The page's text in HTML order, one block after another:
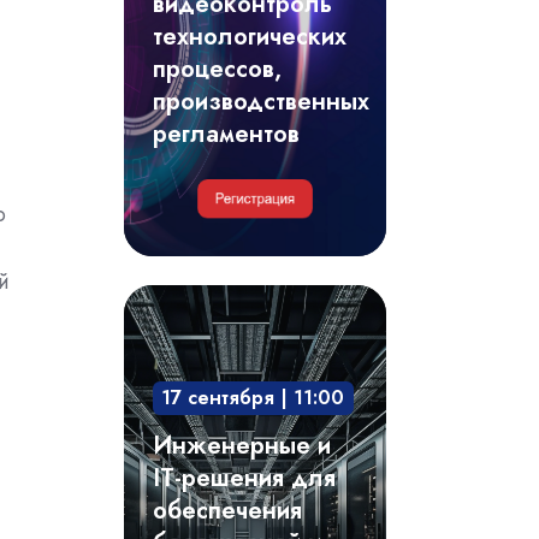
регламентов
технологических
процессов,
производственных
регламентов
Инженерные
и
IT-
решения
для
обеспечения
безотказной
17 сентября | 11:00
Инженерные и
IT-решения для
обеспечения